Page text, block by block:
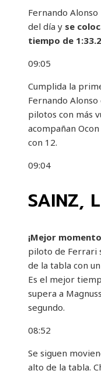
Fernando
del día y se
tiempo de
09:05
Cumplida la
Fernando
pilotos con más
acompañan
con 12.
09:04
SAINZ,
¡Mejor
piloto de Ferrari
de la tabla con
Es el mejor
supera a
segundo.
08:52
Se siguen
alto de la tabla.